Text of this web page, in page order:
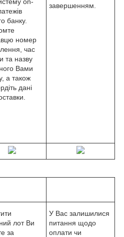
банку.
номер
час
та назву
Вами
а також
дані
завершенням.
лот Ви
за
У Вас залишилися
питання щодо
оплати чи